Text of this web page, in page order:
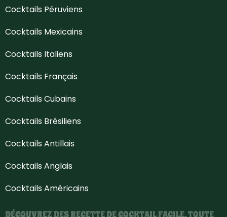
Cocktails Péruviens
Cocktails Mexicains
Cocktails Italiens
Cocktails Français
Cocktails Cubains
Cocktails Brésiliens
Cocktails Antillais
Cocktails Anglais
Cocktails Américains